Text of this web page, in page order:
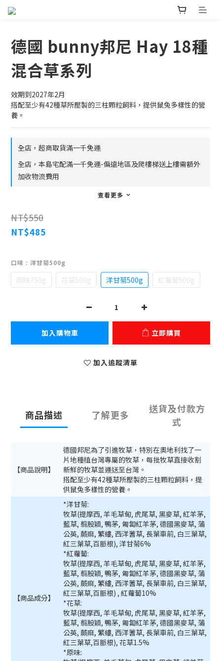
德國 bunny邦尼 Hay 18種
混合草系列
效期到2027年2月
搭配至少有42種草所壓製的三柱顆粒飼料，提供鼠兔多樣性的營
養。
全店，超商取貨滿一千免運
全店，本島宅配滿一千免運-偏遠地區及爬樓梯送上樓需額外
加收物流費用
查看更多
NT$550
NT$485
口味 : 洋甘菊500g
原味750g 花草500g 洋甘菊500g 紅蘿蔔500g
加入購物車 立即購買
加入追蹤清單
商品描述 了解更多
送貨及付款方
式
【商品說明】
德國邦尼為了引進牧草，特別在奧地利找了一
片地種植台灣專屬的牧草，每批牧草直接收割
新鮮的牧草並運送至台灣。
搭配至少有42種草所壓製的三柱顆粒飼料，提
供鼠兔多樣性的營養。
【商品成分】
*洋甘菊:
牧草(提摩西, 羊毛草甸, 虎尾草, 黑麥草, 紅羊茅,
藍草, 翦股穎, 鴨茅, 匍匐紅羊茅, 德國黑麥草, 蒲
公英, 蕨麻, 繁縷, 西洋蓍草, 長葉車前, 白三葉草,
紅三葉草,百脈根), 洋甘菊6%
*紅蘿蔔:
牧草(提摩西, 羊毛草甸, 虎尾草, 黑麥草, 紅羊茅,
藍草, 翦股穎, 鴨茅, 匍匐紅羊茅, 德國黑麥草, 蒲
公英, 蕨麻, 繁縷, 西洋蓍草, 長葉車前, 白三葉草,
紅三葉草,百脈根) , 紅蘿蔔10%
*花草:
牧草(提摩西, 羊毛草甸, 虎尾草, 黑麥草, 紅羊茅,
藍草, 翦股穎, 鴨茅, 匍匐紅羊茅, 德國黑麥草, 蒲
公英, 蕨麻, 繁縷, 西洋蓍草, 長葉車前, 白三葉草,
紅三葉草,百脈根), 花草1.5%
*原味: